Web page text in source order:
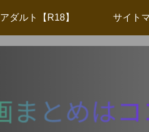
アダルト【R18】 サイト